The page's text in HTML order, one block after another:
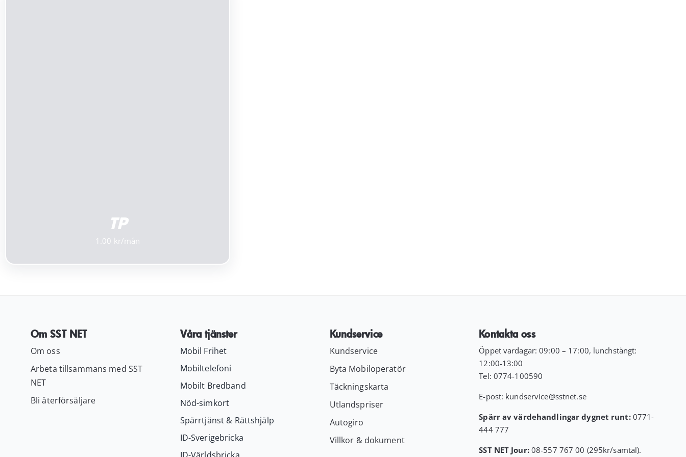
TP
1.00
Om SST NET
Om oss
Arbeta tillsammans med SST
NET
Bli återförsäljare
Våra tjänster
Mobil Frihet
Mobiltelefoni
Mobilt Bredband
Nöd-simkort
Spärrtjänst & Rättshjälp
ID-Sverigebricka
Kundservice
Kundservice
Byta Mobiloperatör
Täckningskarta
Utlandspriser
Autogiro
Villkor & dokument
Kontakta oss
Öppet vardagar: 09:00 – 17:00, lunchstängt:
12:00-13:00
Tel: 0774-100590
E-post: kundservice@sstnet.se
Spärr av värdehandlingar dygnet runt:0771-
444 777
SST NET Jour: 08-557 767 00 (295kr/samtal).